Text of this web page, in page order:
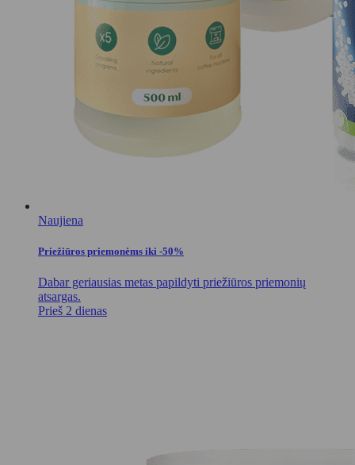
Naujiena
Priežiūros priemonėms iki -50%
Dabar geriausias metas papildyti priežiūros priemonių
atsargas.
Prieš 2 dienas